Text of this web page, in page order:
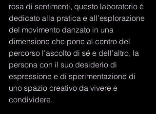
rosa di sentimenti, questo laboratorio è
dedicato alla pratica e all’esplorazione
del movimento danzato in una
dimensione che pone al centro del
percorso l’ascolto di sé e dell’altro, la
persona con il suo desiderio di
espressione e di sperimentazione di
uno spazio creativo da vivere e
condividere.